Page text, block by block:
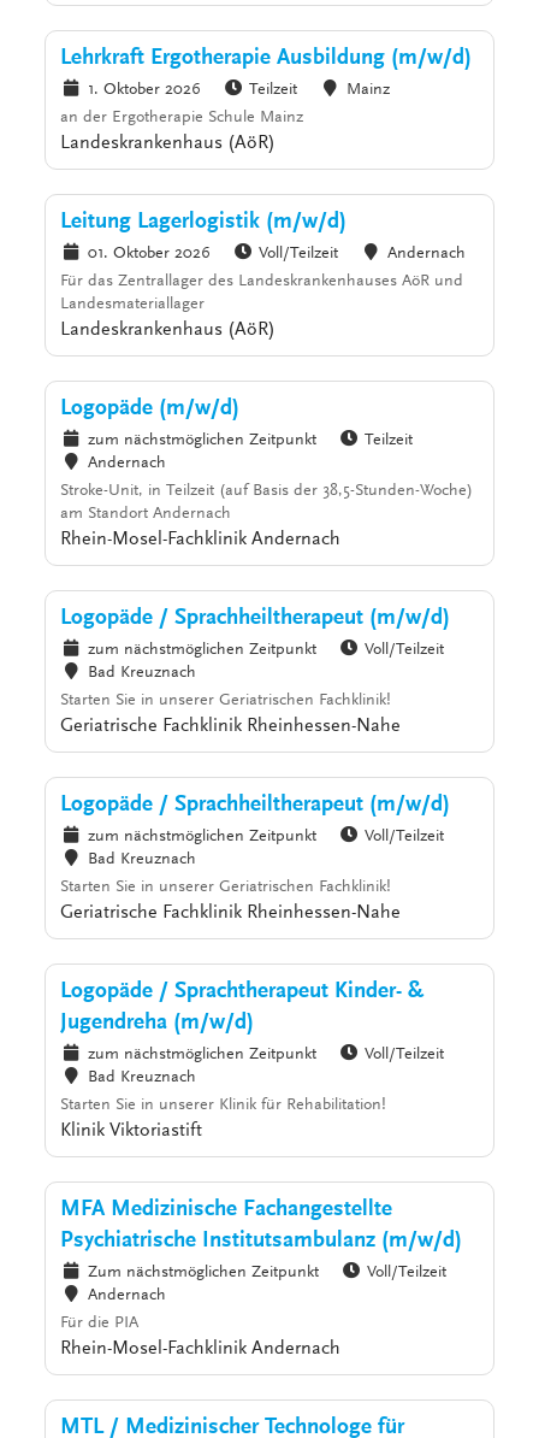
Lehrkraft Ergotherapie Ausbildung (m/w/d)
1. Oktober 2026 Teilzeit
Mainz
an der Ergotherapie Schule Mainz
Landeskrankenhaus (AöR)
Leitung Lagerlogistik (m/w/d)
01. Oktober 2026 Voll/Teilzeit
Andernach
Für das Zentrallager des Landeskrankenhauses AöR und
Landesmateriallager
Landeskrankenhaus (AöR)
Logopäde (m/w/d)
zum nächstmöglichen Zeitpunkt
Teilzeit
Andernach
Stroke-Unit, in Teilzeit (auf Basis der 38,5-Stunden-Woche)
am Standort Andernach
Rhein-Mosel-Fachklinik Andernach
Logopäde / Sprachheiltherapeut (m/w/d)
zum nächstmöglichen Zeitpunkt
Voll/Teilzeit
Bad Kreuznach
Starten Sie in unserer Geriatrischen Fachklinik!
Geriatrische Fachklinik Rheinhessen-Nahe
Logopäde / Sprachheiltherapeut (m/w/d)
zum nächstmöglichen Zeitpunkt
Voll/Teilzeit
Bad Kreuznach
Starten Sie in unserer Geriatrischen Fachklinik!
Geriatrische Fachklinik Rheinhessen-Nahe
Logopäde / Sprachtherapeut Kinder- &
Jugendreha (m/w/d)
zum nächstmöglichen Zeitpunkt
Voll/Teilzeit
Bad Kreuznach
Starten Sie in unserer Klinik für Rehabilitation!
Klinik Viktoriastift
MFA Medizinische Fachangestellte
Psychiatrische Institutsambulanz (m/w/d)
Zum nächstmöglichen Zeitpunkt
Voll/Teilzeit
Andernach
Für die PIA
Rhein-Mosel-Fachklinik Andernach
MTL / Medizinischer Technologe für